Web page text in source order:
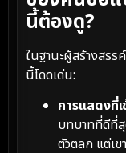
นี้ต้องดู?
ในฐานะผู้สร้างสร
นี้โดดเด่น:
การแสดงที่
บทบาทที่ดีที่สุ
ตัวตลก แต่เข